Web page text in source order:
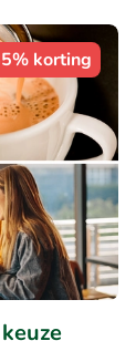
korting